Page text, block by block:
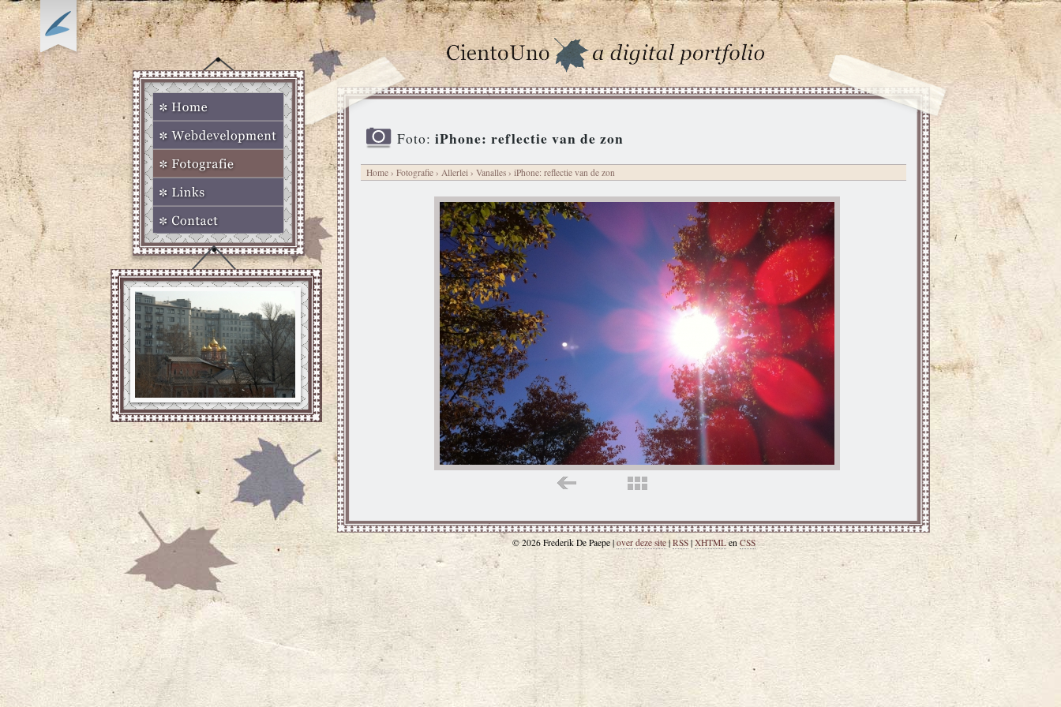
Foto: iPhone: reflectie van de zon
Home › Fotografie › Allerlei › Vanalles › iPhone: reflectie van de zon
© 2026 Frederik De Paepe | over deze site| RSS| XHTMLen CSS